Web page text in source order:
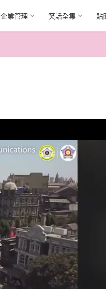
企業管理 笑話全集 貼